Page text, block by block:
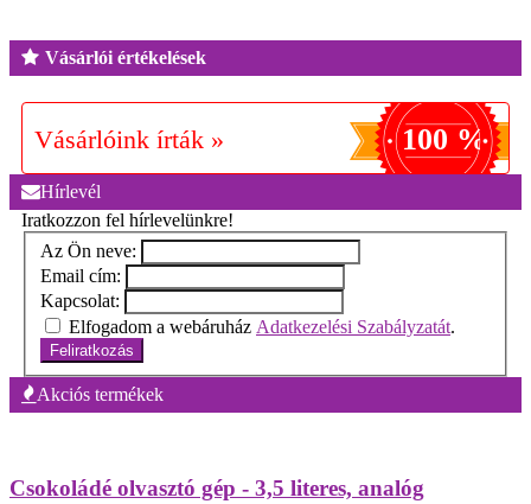
Vásárlói értékelések
Vásárlóink írták » 100 %
Hírlevél
Iratkozzon fel hírlevelünkre!
Az Ön neve:
Email cím:
Kapcsolat:
Elfogadom a webáruház Adatkezelési Szabályzatát.
Feliratkozás
Akciós termékek
Csokoládé olvasztó gép - 3,5 literes, analóg